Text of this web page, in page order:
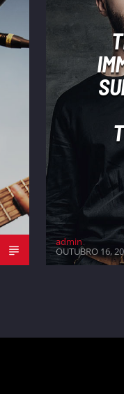
admin
OUTUBRO 16,